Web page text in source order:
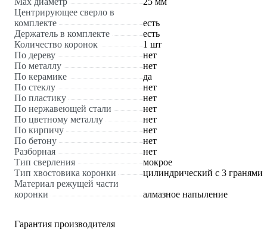
Центрирующее сверло в
комплекте
есть
Держатель в комплекте
есть
Количество коронок
1 шт
По дереву
нет
По металлу
нет
По керамике
да
По стеклу
нет
По пластику
нет
По нержавеющей стали
нет
По цветному металлу
нет
По кирпичу
нет
По бетону
нет
Разборная
нет
Тип сверления
мокрое
Тип хвостовика коронки
цилиндрический с 3 гранями
Материал режущей части
коронки
алмазное напыление
Гарантия производителя